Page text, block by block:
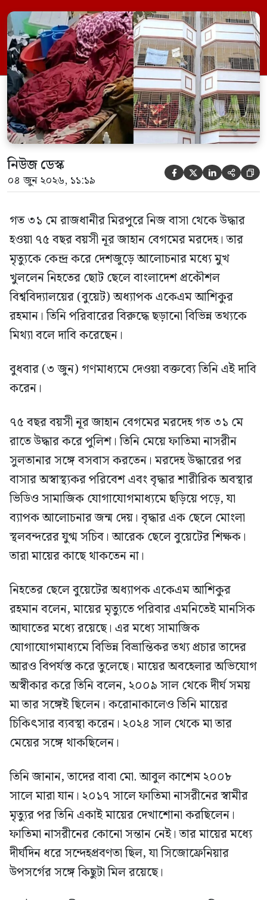
(বুয়েট) অধ্যাপক একেএম আশিকুর রহমান।
তিনি পরিবারের বিরুদ্ধে ছড়ানো বিভিন্ন তথ্যকে
মিথ্যা বলে দাবি করেছেন। বুধবার (৩ জুন)
গণমাধ্যমে দেওয়া বক্তব্যে তিনি এই […]
নিউজ ডেস্ক
০৪ জুন ২০২৬, ১১:১৯     
গত ৩১ মে রাজধানীর মিরপুরে নিজ বাসা থেকে উদ্ধার
হওয়া ৭৫ বছর বয়সী নূর জাহান বেগমের মরদেহ। তার
মৃত্যুকে কেন্দ্র করে দেশজুড়ে আলোচনার মধ্যে মুখ
খুললেন নিহতের ছোট ছেলে বাংলাদেশ প্রকৌশল
বিশ্ববিদ্যালয়ের (বুয়েট) অধ্যাপক একেএম আশিকুর
রহমান। তিনি পরিবারের বিরুদ্ধে ছড়ানো বিভিন্ন তথ্যকে
মিথ্যা বলে দাবি করেছেন।
বুধবার (৩ জুন) গণমাধ্যমে দেওয়া বক্তব্যে তিনি এই দাবি
করেন।
৭৫ বছর বয়সী নূর জাহান বেগমের মরদেহ গত ৩১ মে
রাতে উদ্ধার করে পুলিশ। তিনি মেয়ে ফাতিমা নাসরীন
সুলতানার সঙ্গে বসবাস করতেন। মরদেহ উদ্ধারের পর
বাসার অস্বাস্থ্যকর পরিবেশ এবং বৃদ্ধার শারীরিক অবস্থার
ভিডিও সামাজিক যোগাযোগমাধ্যমে ছড়িয়ে পড়ে, যা
ব্যাপক আলোচনার জন্ম দেয়। বৃদ্ধার এক ছেলে মোংলা
স্থলবন্দরের যুগ্ম সচিব। আরেক ছেলে বুয়েটের শিক্ষক।
তারা মায়ের কাছে থাকতেন না।
নিহতের ছেলে বুয়েটের অধ্যাপক একেএম আশিকুর
রহমান বলেন, মায়ের মৃত্যুতে পরিবার এমনিতেই মানসিক
আঘাতের মধ্যে রয়েছে। এর মধ্যে সামাজিক
যোগাযোগমাধ্যমে বিভিন্ন বিভ্রান্তিকর তথ্য প্রচার তাদের
আরও বিপর্যস্ত করে তুলেছে। মায়ের অবহেলার অভিযোগ
অস্বীকার করে তিনি বলেন, ২০০৯ সাল থেকে দীর্ঘ সময়
মা তার সঙ্গেই ছিলেন। করোনাকালেও তিনি মায়ের
চিকিৎসার ব্যবস্থা করেন। ২০২৪ সাল থেকে মা তার
মেয়ের সঙ্গে থাকছিলেন।
তিনি জানান, তাদের বাবা মো. আবুল কাশেম ২০০৮
সালে মারা যান। ২০১৭ সালে ফাতিমা নাসরীনের স্বামীর
মৃত্যুর পর তিনি একাই মায়ের দেখাশোনা করছিলেন।
ফাতিমা নাসরীনের কোনো সন্তান নেই। তার মায়ের মধ্যে
দীর্ঘদিন ধরে সন্দেহপ্রবণতা ছিল, যা সিজোফ্রেনিয়ার
উপসর্গের সঙ্গে কিছুটা মিল রয়েছে।